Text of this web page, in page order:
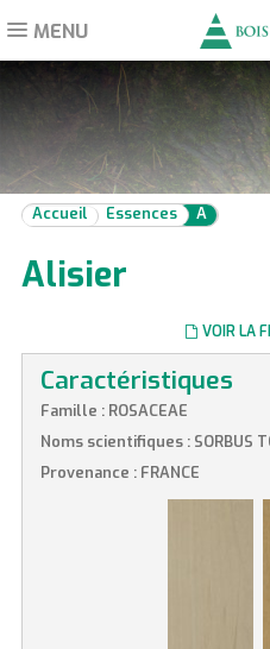
Toggle
MENU
Accueil Essences A
Alisier
VOIR LA
Caractéristiques
Famille : ROSACEAE
Noms scientifiques : SORBUS
Provenance : FRANCE